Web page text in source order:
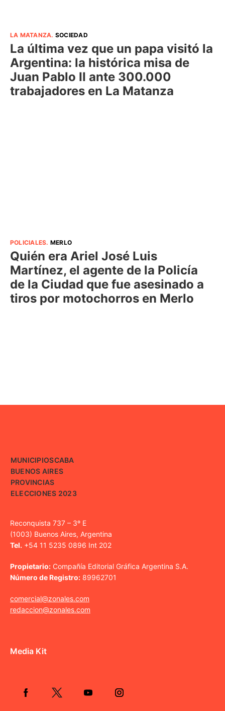
LA MATANZA. SOCIEDAD
La última vez que un papa visitó la
Argentina: la histórica misa de
Juan Pablo II ante 300.000
trabajadores en La Matanza
POLICIALES. MERLO
Quién era Ariel José Luis
Martínez, el agente de la Policía
de la Ciudad que fue asesinado a
tiros por motochorros en Merlo
MUNICIPIOSCABA
BUENOS AIRES
PROVINCIAS
ELECCIONES 2023
Reconquista 737 – 3º E
(1003) Buenos Aires, Argentina
Tel. +54 11 5235 0896 Int 202
Propietario: Compañía Editorial Gráfica Argentina S.A.
Número de Registro: 89962701
comercial@zonales.com
redaccion@zonales.com
Media Kit